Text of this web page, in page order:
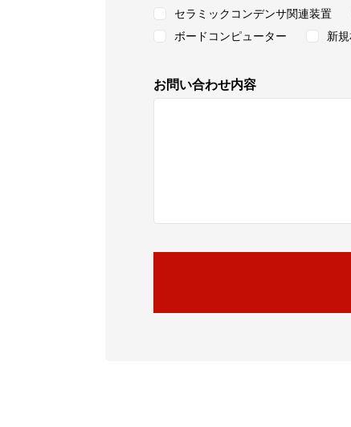
セラミックコンデンサ関連装置
ボードコンピューター
新
お問い合わせ内容